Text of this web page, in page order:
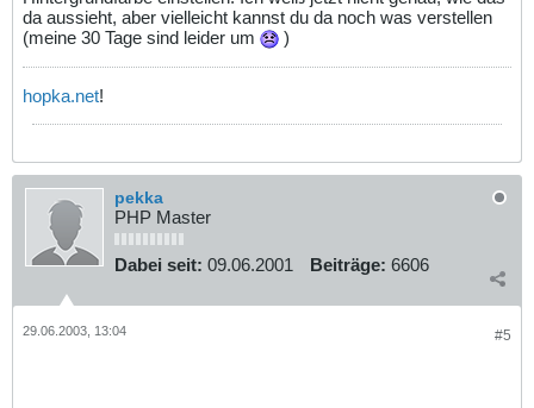
da aussieht, aber vielleicht kannst du da noch was verstellen
(meine 30 Tage sind leider um
)
hopka.net!
pekka
PHP Master
Dabei seit: 09.06.2001 Beiträge: 6606
#5
29.06.2003, 13:04